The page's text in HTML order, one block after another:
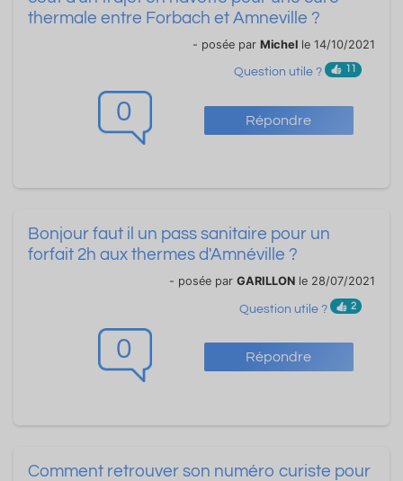
0 Répondre
thermale entre Forbach et Amneville ?
- posée par Michel le 14/10/2021
Question utile ? 11
0 Répondre
Bonjour faut il un pass sanitaire pour un
forfait 2h aux thermes d'Amnéville ?
- posée par GARILLON le 28/07/2021
Question utile ? 2
Comment retrouver son numéro curiste pour